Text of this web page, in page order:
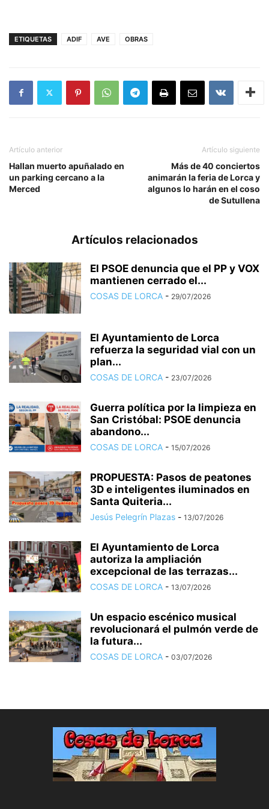
ETIQUETAS ADIF AVE OBRAS
Artículo anterior
Hallan muerto apuñalado en
un parking cercano a la
Merced
Artículo siguiente
Más de 40 conciertos
animarán la feria de Lorca y
algunos lo harán en el coso
de Sutullena
Artículos relacionados
El PSOE denuncia que el PP y VOX
mantienen cerrado el...
COSAS DE LORCA - 29/07/2026
El Ayuntamiento de Lorca
refuerza la seguridad vial con un
plan...
COSAS DE LORCA - 23/07/2026
Guerra política por la limpieza en
San Cristóbal: PSOE denuncia
abandono...
COSAS DE LORCA - 15/07/2026
PROPUESTA: Pasos de peatones
3D e inteligentes iluminados en
Santa Quiteria...
Jesús Pelegrín Plazas - 13/07/2026
El Ayuntamiento de Lorca
autoriza la ampliación
excepcional de las terrazas...
COSAS DE LORCA - 13/07/2026
Un espacio escénico musical
revolucionará el pulmón verde de
la futura...
COSAS DE LORCA - 03/07/2026